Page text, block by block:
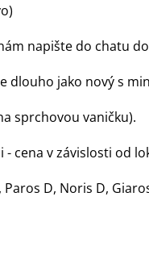
napište do chatu
dlouho jako nový s
sprchovou vaničku).
cena v závislosti od
Paros D, Noris D,